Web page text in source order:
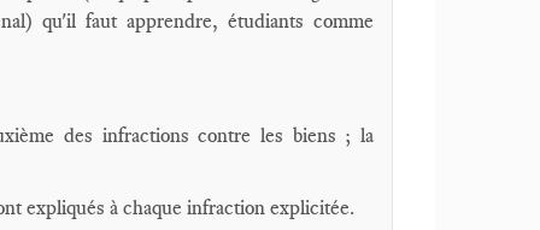
qu'il faut apprendre, étudiants comme
des infractions contre les biens ; la
expliqués à chaque infraction explicitée.